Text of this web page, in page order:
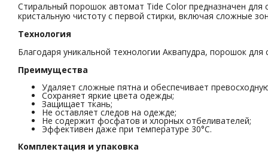
Стиральный порошок автомат Tide Color предназначен
кристальную чистоту с первой стирки, включая сложные
Технология
Благодаря уникальной технологии Аквапудра, порошок
Преимущества
Удаляет сложные пятна и обеспечивает
Сохраняет яркие цвета одежды;
Защищает ткань;
Не оставляет следов на одежде;
Не содержит фосфатов и хлорных отбеливателей;
Эффективен даже при температуре 30°C.
Комплектация и упаковка